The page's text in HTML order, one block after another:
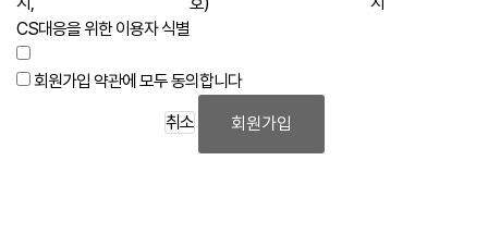
CS대응을 위한 이용자 식별
회원가입 약관에 모두 동의합니다
취소 회원가입